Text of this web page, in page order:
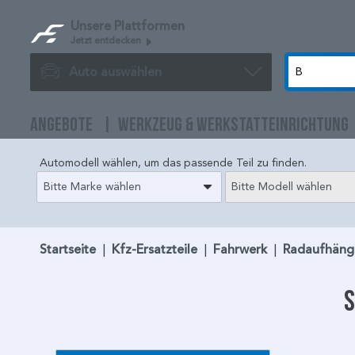
Unsere Plattformen
Jetzt entdecken
Auto auswählen
ANGEBOTE WERKZEUG & WERKSTATTEINRICHTUNG
Automodell wählen, um das passende Teil zu finden.
Bitte Marke wählen
Bitte Modell wählen
Startseite Kfz-Ersatzteile Fahrwerk